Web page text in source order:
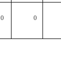
0 0